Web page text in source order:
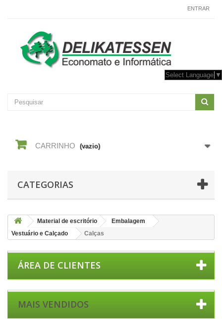
ENTRAR
Select Language ▼
CARRINHO (vazio)
CATEGORIAS
Material de escritório
Embalagem
Vestuário e Calçado
Calças
ÁREA DE CLIENTES
MAIS VENDIDOS